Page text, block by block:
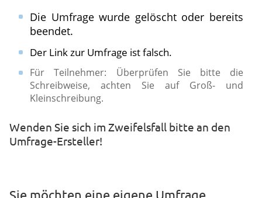
Die Umfrage wurde gelöscht oder bereits
beendet.
Der Link zur Umfrage ist falsch.
​Für Teilnehmer: Überprüfen Sie bitte die
Schreibweise, achten Sie auf Groß- und
Kleinschreibung.
​​Wenden Sie sich im Zweifelsfall bitte an den
Umfrage-Ersteller!
Sie möchten eine eigene Umfrage